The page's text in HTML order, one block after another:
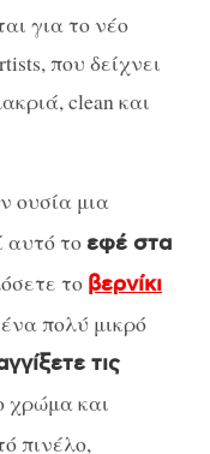
για το νέο
που δείχνει
clean και
ουσία μια
αυτό το εφέ στα
το βερνίκι
πολύ μικρό
τις
χρώμα και
πινέλο,